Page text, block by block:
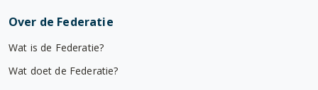
Over de Federatie
Wat is de Federatie?
Wat doet de Federatie?